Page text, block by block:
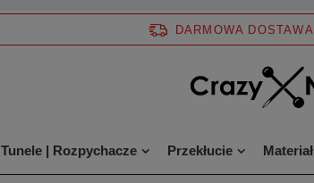
DARMOWA DOSTAWA
Tunele | Rozpychacze Przekłucie Materiał